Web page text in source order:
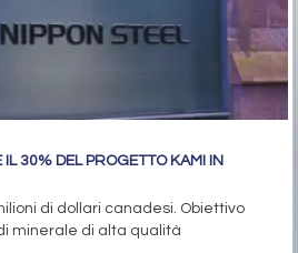
IL 30% DEL PROGETTO KAMI IN
di dollari canadesi. Obiettivo
minerale di alta qualità